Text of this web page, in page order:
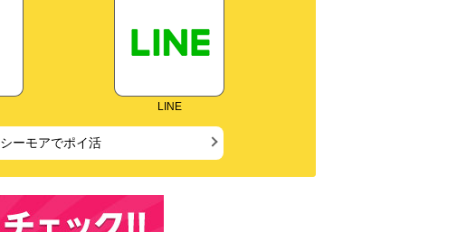
LINE
シーモアでポイ活